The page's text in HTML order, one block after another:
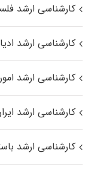
کارشناسی ارشد
کارشناسی ارشد
کارشناسی ارشد
کارشناسی ارشد
کارشناسی ارشد